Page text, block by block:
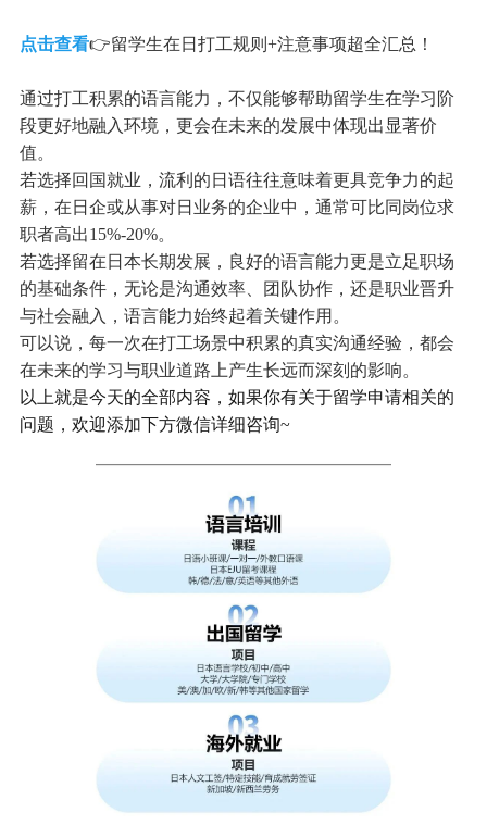
点击查看👉留学生在日打工规则+注意事项超全汇总！
通过打工积累的语言能力，不仅能够帮助留学生在学习阶
段更好地融入环境，更会在未来的发展中体现出显著价
值。
若选择回国就业，流利的日语往往意味着更具竞争力的起
薪，在日企或从事对日业务的企业中，通常可比同岗位求
职者高出15%-20%。
若选择留在日本长期发展，良好的语言能力更是立足职场
的基础条件，无论是沟通效率、团队协作，还是职业晋升
与社会融入，语言能力始终起着关键作用。
可以说，每一次在打工场景中积累的真实沟通经验，都会
在未来的学习与职业道路上产生长远而深刻的影响。
以上就是今天的全部内容，如果你有关于留学申请相关的
问题，欢迎添加下方微信详细咨询~